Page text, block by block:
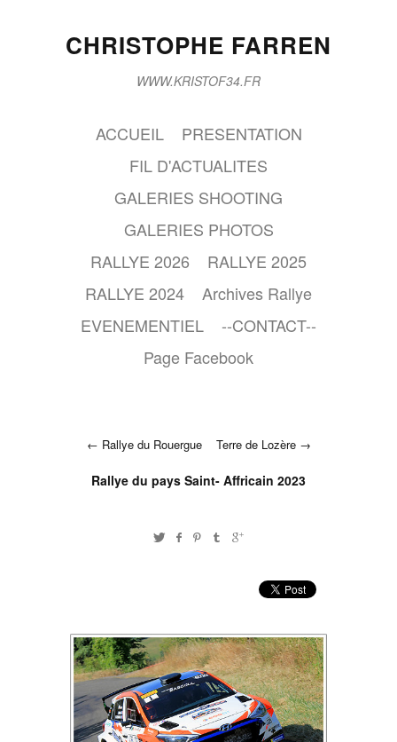
CHRISTOPHE FARREN
WWW.KRISTOF34.FR
ACCUEIL
PRESENTATION
FIL D'ACTUALITES
GALERIES SHOOTING
GALERIES PHOTOS
RALLYE 2026
RALLYE 2025
RALLYE 2024
Archives Rallye
EVENEMENTIEL
--CONTACT--
Page Facebook
Rallye du Rouergue Terre de Lozère
Rallye du pays Saint- Affricain 2023